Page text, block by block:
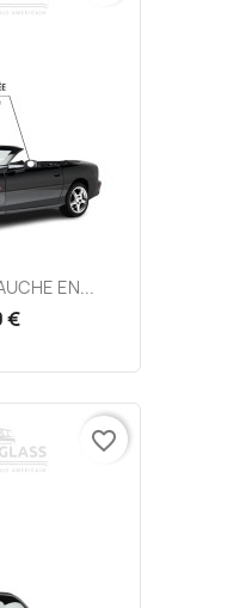
EN...
€
favorite_border